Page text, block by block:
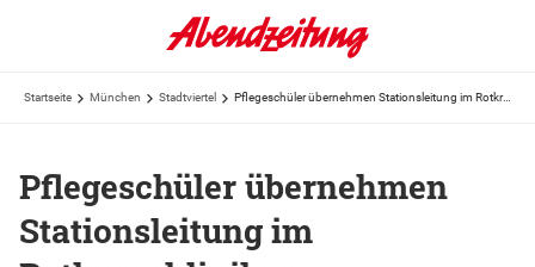
Startseite München Stadtviertel Pflegeschüler übernehmen Stationsleitung im Rotkreuzklinikum
Pflegeschüler übernehmen
Stationsleitung im